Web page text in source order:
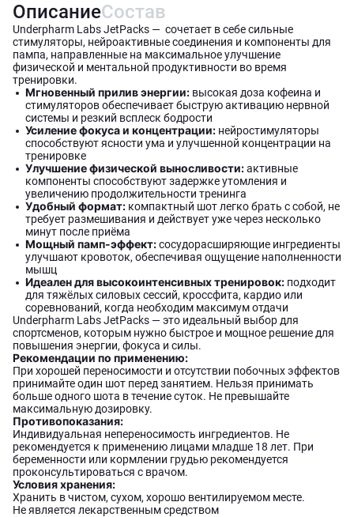
ОписаниеСостав
Underpharm Labs JetPacks — сочетает в себе сильные
стимуляторы, нейроактивные соединения и компоненты для
пампа, направленные на максимальное улучшение
физической и ментальной продуктивности во время
тренировки.
Мгновенный прилив энергии: высокая доза кофеина и
стимуляторов обеспечивает быструю активацию нервной
системы и резкий всплеск бодрости
Усиление фокуса и концентрации: нейростимуляторы
способствуют ясности ума и улучшенной концентрации на
тренировке
Улучшение физической выносливости:активные
компоненты способствуют задержке утомления и
увеличению продолжительности тренинга
Удобный формат: компактный шот легко брать с собой, не
требует размешивания и действует уже через несколько
минут после приёма
Мощный памп-эффект:сосудорасширяющие ингредиенты
улучшают кровоток, обеспечивая ощущение наполненности
мышц
Идеален для высокоинтенсивных тренировок: подходит
для тяжёлых силовых сессий, кроссфита, кардио или
соревнований, когда необходим максимум отдачи
Underpharm Labs JetPacks — это идеальный выбор для
спортсменов, которым нужно быстрое и мощное решение для
повышения энергии, фокуса и силы.
Рекомендации по применению:
При хорошей переносимости и отсутствии побочных эффектов
принимайте один шот перед занятием. Нельзя принимать
больше одного шота в течение суток. Не превышайте
максимальную дозировку.
Противопоказания:
Индивидуальная непереносимость ингредиентов. Не
рекомендуется к применению лицами младше 18 лет. При
беременности или кормлении грудью рекомендуется
проконсультироваться с врачом.
Условия хранения:
Хранить в чистом, сухом, хорошо вентилируемом месте.
Не является лекарственным средством